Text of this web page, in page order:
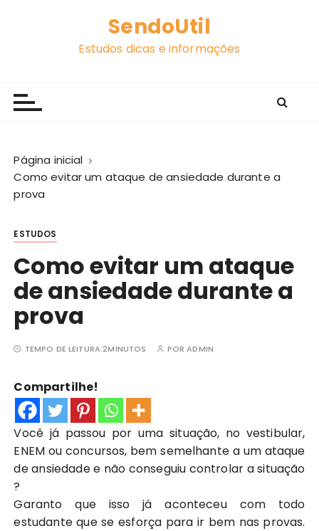
SendoUtil
Estudos dicas e informações
Página inicial
Como evitar um ataque de ansiedade durante a
prova
ESTUDOS
Como evitar um ataque
de ansiedade durante a
prova
TEMPO DE LEITURA:2MINUTOS PORADMIN
Compartilhe!
Você já passou por uma situação, no vestibular,
ENEM ou concursos, bem semelhante a um ataque
de ansiedade e não conseguiu controlar a situação
?
Garanto que isso já aconteceu com todo
estudante que se esforça para ir bem nas provas.